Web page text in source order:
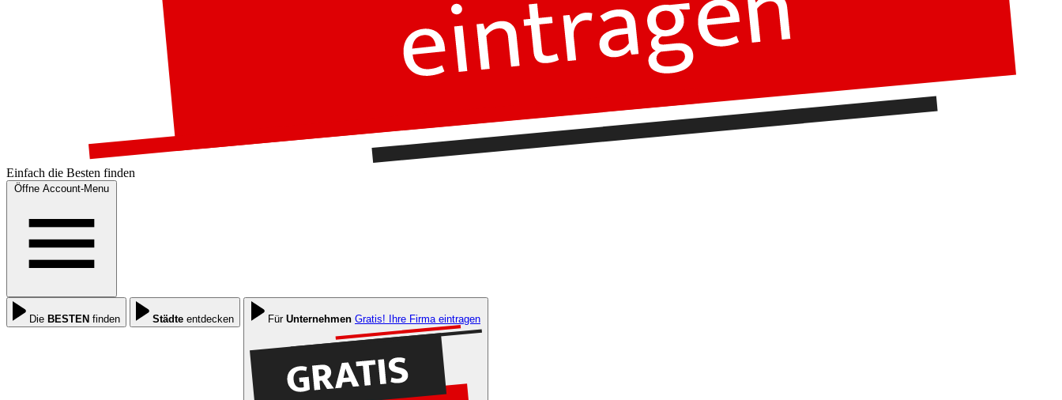
Einfach die Besten finden
Öffne Account-Menu
Die BESTEN finden Städte entdecken Für Unternehmen Gratis! Ihre Firma eintragen